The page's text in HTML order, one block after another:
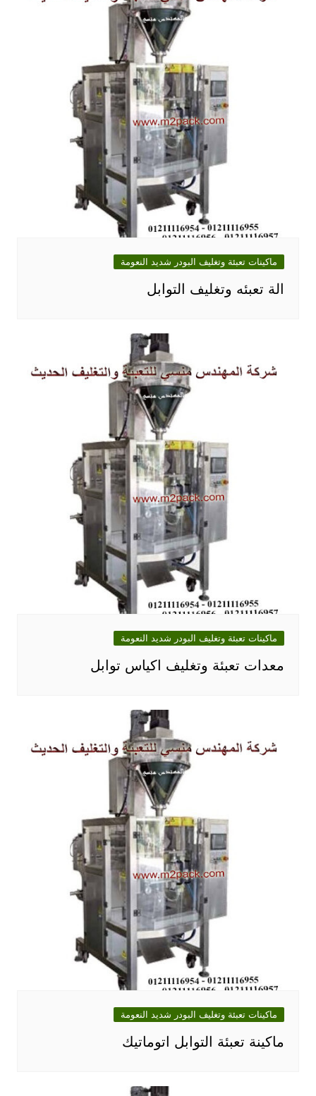
ماكينات تعبئة وتغليف البودر شديد النعومة
الة تعبئه وتغليف التوابل
ماكينات تعبئة وتغليف البودر شديد النعومة
معدات تعبئة وتغليف اكياس توابل
ماكينات تعبئة وتغليف البودر شديد النعومة
ماكينة تعبئة التوابل اتوماتيك